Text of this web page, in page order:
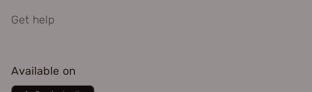
Get help
Available on